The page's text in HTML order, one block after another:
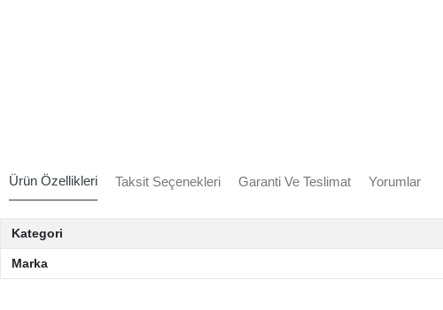
Ürün Özellikleri Taksit Seçenekleri Garanti Ve Teslimat Yorumlar
Kategori
Marka